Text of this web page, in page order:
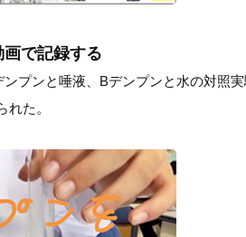
画で記録する
ンプンと唾液、Bデンプンと水の対照
た。